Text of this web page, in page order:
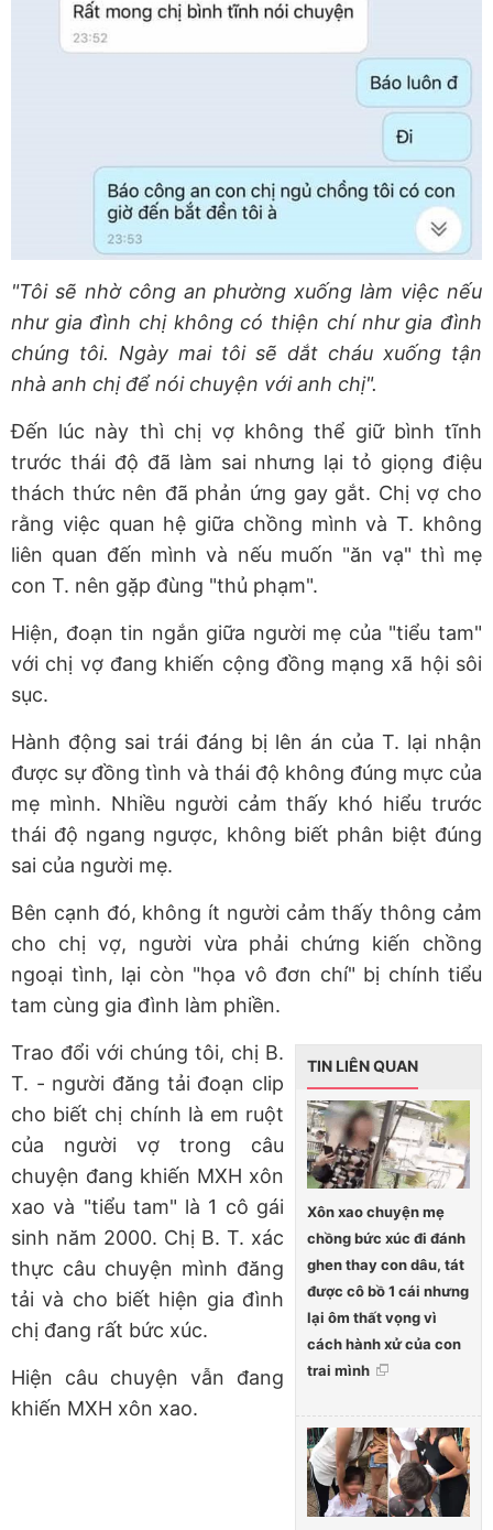
"Tôi sẽ nhờ công an phường xuống làm việc nếu
như gia đình chị không có thiện chí như gia đình
chúng tôi. Ngày mai tôi sẽ dắt cháu xuống tận
nhà anh chị để nói chuyện với anh chị".
Đến lúc này thì chị vợ không thể giữ bình tĩnh
trước thái độ đã làm sai nhưng lại tỏ giọng điệu
thách thức nên đã phản ứng gay gắt. Chị vợ cho
rằng việc quan hệ giữa chồng mình và T. không
liên quan đến mình và nếu muốn "ăn vạ" thì mẹ
con T. nên gặp đùng "thủ phạm".
Hiện, đoạn tin ngắn giữa người mẹ của "tiểu tam"
với chị vợ đang khiến cộng đồng mạng xã hội sôi
sục.
Hành động sai trái đáng bị lên án của T. lại nhận
được sự đồng tình và thái độ không đúng mực của
mẹ mình. Nhiều người cảm thấy khó hiểu trước
thái độ ngang ngược, không biết phân biệt đúng
sai của người mẹ.
Bên cạnh đó, không ít người cảm thấy thông cảm
cho chị vợ, người vừa phải chứng kiến chồng
ngoại tình, lại còn "họa vô đơn chí" bị chính tiểu
tam cùng gia đình làm phiền.
TIN LIÊN QUAN
Xôn xao chuyện mẹ
chồng bức xúc đi đánh
ghen thay con dâu, tát
được cô bồ 1 cái nhưng
lại ôm thất vọng vì
cách hành xử của con
trai mình
Trao đổi với chúng tôi, chị B.
T. - người đăng tải đoạn clip
cho biết chị chính là em ruột
của người vợ trong câu
chuyện đang khiến MXH xôn
xao và "tiểu tam" là 1 cô gái
sinh năm 2000. Chị B. T. xác
thực câu chuyện mình đăng
tải và cho biết hiện gia đình
chị đang rất bức xúc.
Hiện câu chuyện vẫn đang
khiến MXH xôn xao.